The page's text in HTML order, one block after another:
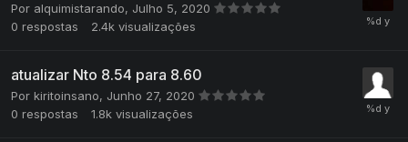
Por alquimistarando, Julho 5, 2020
0 respostas 2.4k visualizações
atualizar Nto 8.54 para 8.60
Por kiritoinsano, Junho 27, 2020
0 respostas 1.8k visualizações